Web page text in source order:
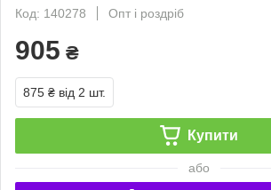
Код: 140278
Опт і роздріб
905 ₴
875 ₴ від 2 шт.
Купити
або